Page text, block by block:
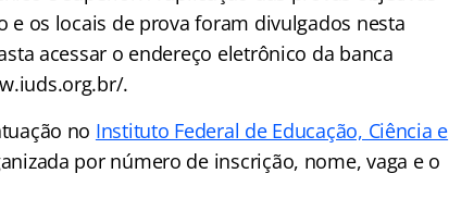
e os locais de prova foram divulgados nesta
acessar o endereço eletrônico da banca
.
no Instituto Federal de Educação, Ciência e
por número de inscrição, nome, vaga e o